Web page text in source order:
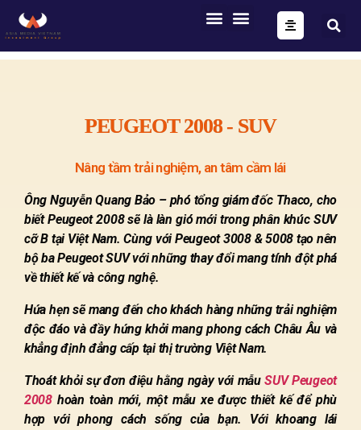
PEUGEOT 2008 - SUV
Nâng tầm trải nghiệm, an tâm cầm lái
Ông Nguyễn Quang Bảo – phó tổng giám đốc Thaco, cho
biết Peugeot 2008 sẽ là làn gió mới trong phân khúc SUV
cỡ B tại Việt Nam. Cùng với Peugeot 3008 & 5008 tạo nên
bộ ba Peugeot SUV với những thay đổi mang tính đột phá
về thiết kế và công nghệ.
Hứa hẹn sẽ mang đến cho khách hàng những trải nghiệm
độc đáo và đầy hứng khởi mang phong cách Châu Âu và
khẳng định đẳng cấp tại thị trường Việt Nam.
Thoát khỏi sự đơn điệu hằng ngày với mẫuSUV Peugeot
2008 hoàn toàn mới, một mẫu xe được thiết kế để phù
hợp với phong cách sống của bạn. Với khoang lái